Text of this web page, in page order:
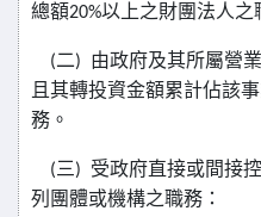
總額20%以上之財團法人之
(二) 由政府及其所屬營
且其轉投資金額累計佔該
務。
(三) 受政府直接或間接
列團體或機構之職務：